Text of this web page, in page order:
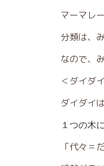
マーマレ
分類は、
なので、
＜ダイダ
ダイダイ
１つの木
「代々＝